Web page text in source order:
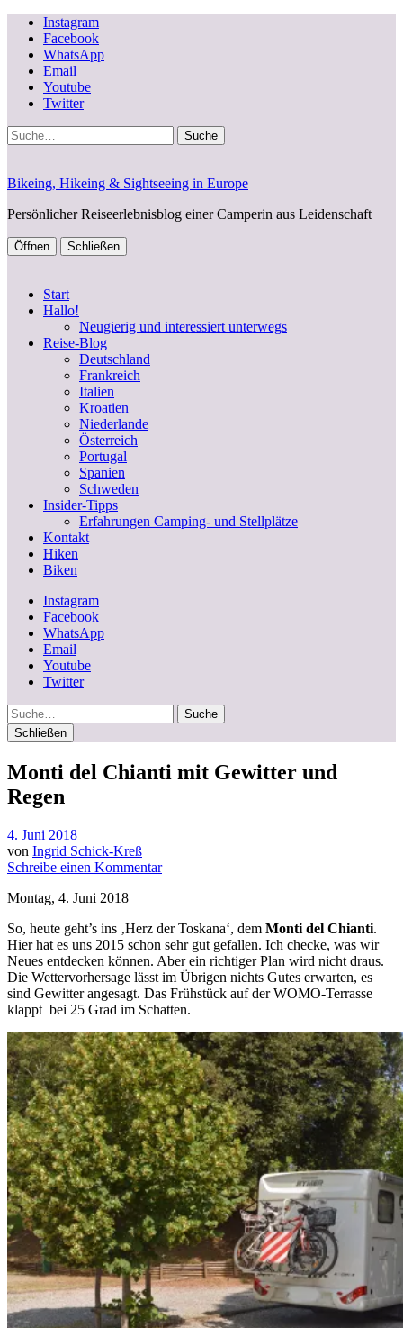
Instagram
Facebook
WhatsApp
Email
Youtube
Twitter
Suche
Bikeing, Hikeing & Sightseeing in Europe
Persönlicher Reiseerlebnisblog einer Camperin aus Leidenschaft
Öffnen Schließen
Start
Hallo!
Neugierig und interessiert unterwegs
Reise-Blog
Deutschland
Frankreich
Italien
Kroatien
Niederlande
Österreich
Portugal
Spanien
Schweden
Insider-Tipps
Erfahrungen Camping- und Stellplätze
Kontakt
Hiken
Biken
Instagram
Facebook
WhatsApp
Email
Youtube
Twitter
Suche
Schließen
Monti del Chianti mit Gewitter und
Regen
4. Juni 2018
von Ingrid Schick-Kreß
Schreibe einen Kommentar
Montag, 4. Juni 2018
So, heute geht’s ins ‚Herz der Toskana‘, dem Monti del Chianti.
Hier hat es uns 2015 schon sehr gut gefallen. Ich checke, was wir
Neues entdecken können. Aber ein richtiger Plan wird nicht draus.
Die Wettervorhersage lässt im Übrigen nichts Gutes erwarten, es
sind Gewitter angesagt. Das Frühstück auf der WOMO-Terrasse
klappt bei 25 Grad im Schatten.